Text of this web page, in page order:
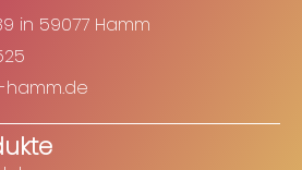
in 59077 Hamm
hamm.de